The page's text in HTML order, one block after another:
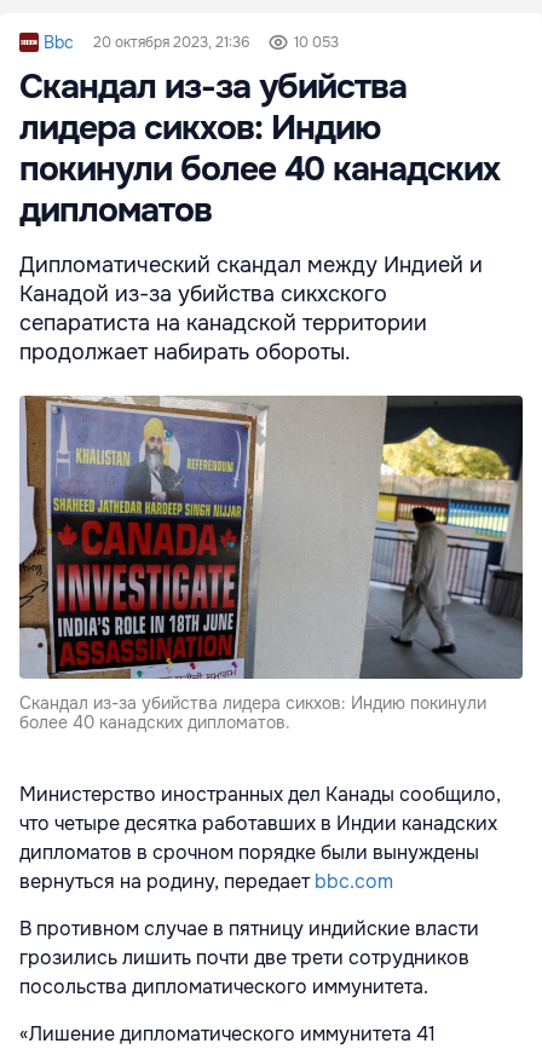
Bbc 20 октября 2023, 21:36 10 053
Скандал из-за убийства
лидера сикхов: Индию
покинули более 40 канадских
дипломатов
Дипломатический скандал между Индией и
Канадой из-за убийства сикхского
сепаратиста на канадской территории
продолжает набирать обороты.
Скандал из-за убийства лидера сикхов: Индию покинули
более 40 канадских дипломатов.
Министерство иностранных дел Канады сообщило,
что четыре десятка работавших в Индии канадских
дипломатов в срочном порядке были вынуждены
вернуться на родину, передаетbbc.com
В противном случае в пятницу индийские власти
грозились лишить почти две трети сотрудников
посольства дипломатического иммунитета.
«Лишение дипломатического иммунитета 41